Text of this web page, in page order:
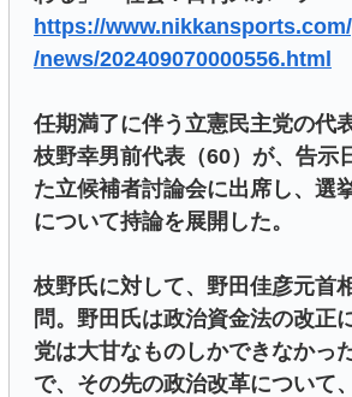
https://
/news/202409070000556.html
任期満了に伴う立憲民主党の代
枝野幸男前代表（60）が、告示
た立候補者討論会に出席し、選
について持論を展開した。
枝野氏に対して、野田佳彦元首
問。野田氏は政治資金法の改正
党は大甘なものしかできなかっ
で、その先の政治改革について